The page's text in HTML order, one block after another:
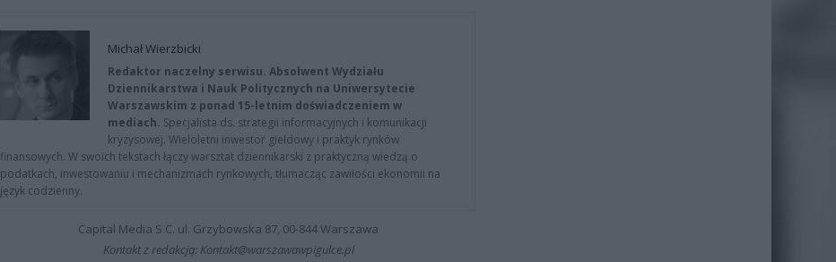
Michał Wierzbicki
Redaktor naczelny serwisu. Absolwent Wydziału
Dziennikarstwa i Nauk Politycznych na Uniwersytecie
Warszawskim z ponad 15-letnim doświadczeniem w
mediach. Specjalista ds. strategii informacyjnych i komunikacji
kryzysowej. Wieloletni inwestor giełdowy i praktyk rynków
finansowych. W swoich tekstach łączy warsztat dziennikarski z praktyczną wiedzą o
podatkach, inwestowaniu i mechanizmach rynkowych, tłumacząc zawiłości ekonomii na
język codzienny.
Capital Media S.C. ul. Grzybowska 87, 00-844 Warszawa
Kontakt z redakcją: Kontakt@warszawawpigulce.pl